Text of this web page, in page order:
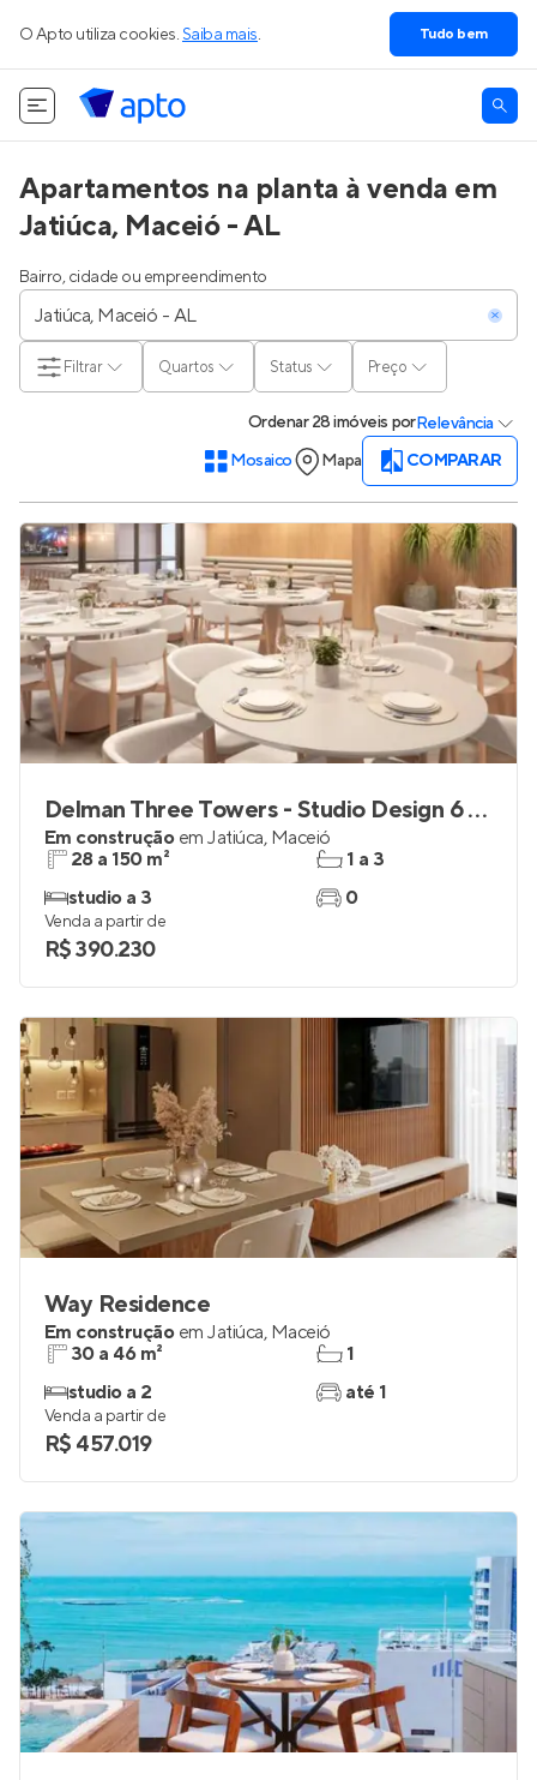
O Apto utiliza cookies. Saiba mais. Tudo bem
Apartamentos na planta à venda em
Jatiúca, Maceió - AL
Bairro, cidade ou empreendimento
Quartos Status Preço
Filtrar
Ordenar28 imóveis porRelevância
Mosaico
Mapa COMPARAR
Delman Three Towers - Studio Design 6 Tower
Em construção em Jatiúca, Maceió
28 a 150 m²
studio a 3
1 a 3
0
Venda a partir de
R$ 390.230
Way Residence
Em construção em Jatiúca, Maceió
30 a 46 m²
studio a 2
1
até 1
Venda a partir de
R$ 457.019